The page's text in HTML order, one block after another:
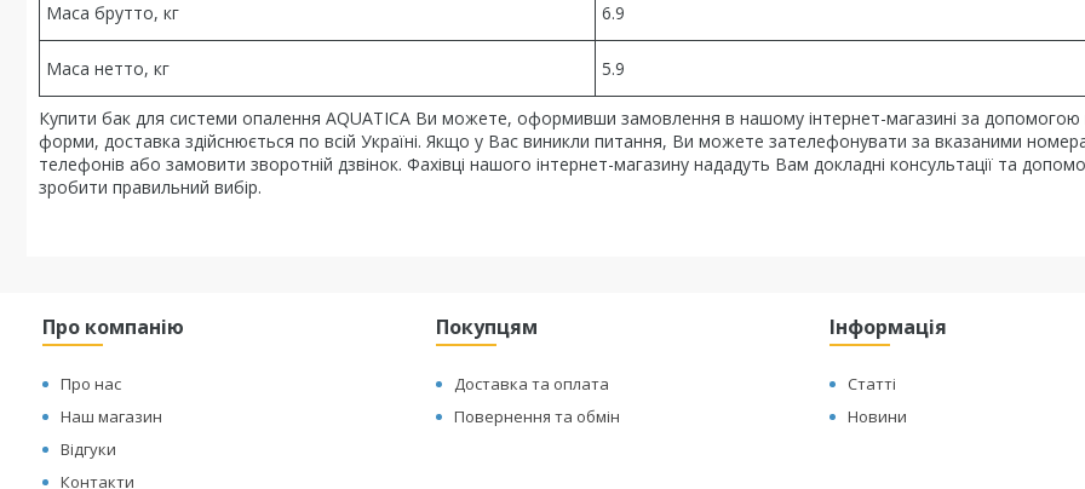
Маса брутто, кг 6.9
Маса нетто, кг 5.9
Купити бак для системи опалення AQUATICA Ви можете, оформивши замовлення в нашому інтернет-магазині за допомогою
форми, доставка здійснюється по всій Україні. Якщо у Вас виникли питання, Ви можете зателефонувати за вказаними
телефонів або замовити зворотній дзвінок. Фахівці нашого інтернет-магазину нададуть Вам докладні консультації та
зробити правильний вибір.
Про компанію
Про нас
Наш магазин
Відгуки
Контакти
Покупцям
Доставка та оплата
Повернення та обмін
Інформація
Статті
Новини